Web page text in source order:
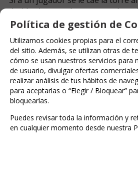
decide si se proclama como el
quiere revancha. En caso de
perdedor debe quedarse
juego.
Si el perdedor no quiere revancha
decide qué lugar de la casa en el
tenido sexo quiere utilizar para
pasión.
En caso de que el perdedor de la
habría empate, es el momento
para jugar de nuevo y ver quién
Política de gestión de
Utilizamos cookies propias para el
del sitio. Además, se utilizan otras de
cómo se usan nuestros servicios para
de usuario, divulgar ofertas
realizar análisis de tus hábitos de
para aceptarlas o “Elegir / Bloquear”
bloquearlas.
Puedes revisar toda la información y
en cualquier momento desde nuestra